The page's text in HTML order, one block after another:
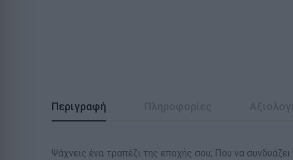
Περιγραφή
Ψάχνεις ένα τραπέζι της εποχής σου; Που να